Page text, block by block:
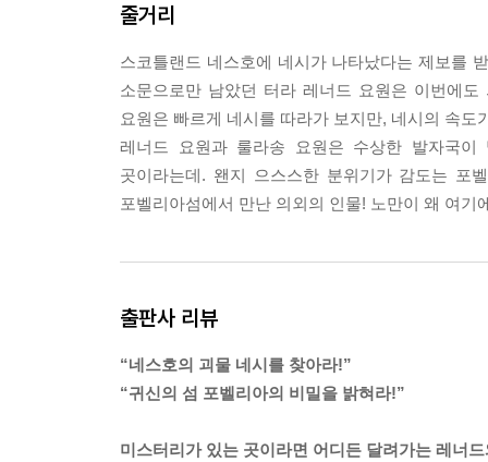
줄거리
스코틀랜드 네스호에 네시가 나타났다는 제보를
소문으로만 남았던 터라 레너드 요원은 이번에
요원은 빠르게 네시를 따라가 보지만, 네시의 속
레너드 요원과 룰라송 요원은 수상한 발자국이
곳이라는데. 왠지 으스스한 분위기가 감도는 포
포벨리아섬에서 만난 의외의 인물! 노만이 왜 여기
출판사 리뷰
“네스호의 괴물 네시를 찾아라!”
“귀신의 섬 포벨리아의 비밀을 밝혀라!”
미스터리가 있는 곳이라면 어디든 달려가는 레너